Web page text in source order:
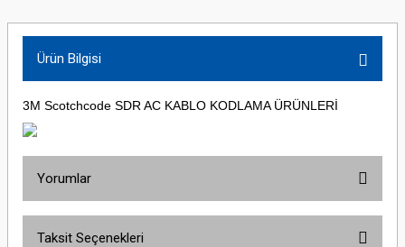
Ürün Bilgisi
3M Scotchcode SDR AC KABLO KODLAMA ÜRÜNLERİ
Yorumlar
Taksit Seçenekleri